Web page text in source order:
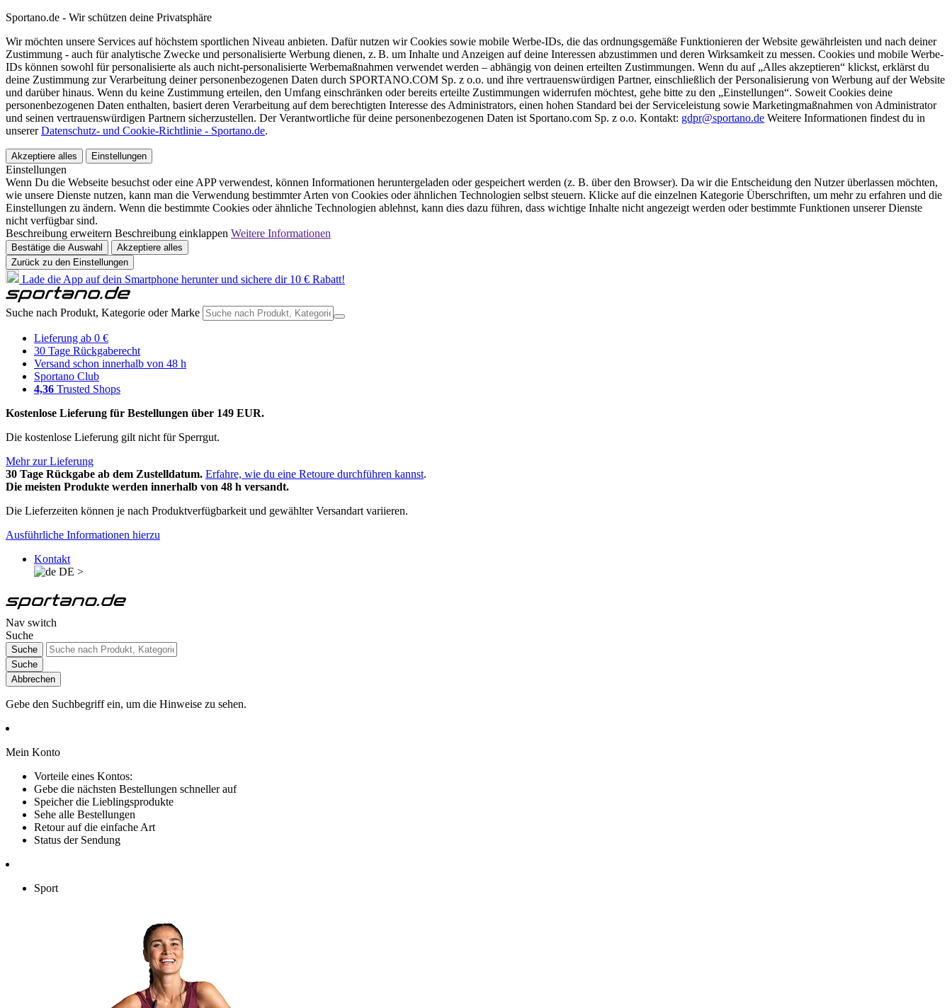
Sportano.de - Wir schützen deine Privatsphäre
Wir möchten unsere Services auf höchstem sportlichen Niveau anbieten. Dafür nutzen wir Cookies sowie mobile Werbe-IDs, die das ordnungsgemäße Funktionieren der Website gewährleisten und nach deiner
Zustimmung - auch für analytische Zwecke und personalisierte Werbung dienen, z. B. um Inhalte und Anzeigen auf deine Interessen abzustimmen und deren Wirksamkeit zu messen. Cookies und mobile Werbe-
IDs können sowohl für personalisierte als auch nicht-personalisierte Werbemaßnahmen verwendet werden – abhängig von deinen erteilten Zustimmungen. Wenn du auf „Alles akzeptieren“ klickst, erklärst du
deine Zustimmung zur Verarbeitung deiner personenbezogenen Daten durch SPORTANO.COM Sp. z o.o. und ihre vertrauenswürdigen Partner, einschließlich der Personalisierung von Werbung auf der Website
und darüber hinaus. Wenn du keine Zustimmung erteilen, den Umfang einschränken oder bereits erteilte Zustimmungen widerrufen möchtest, gehe bitte zu den „Einstellungen“. Soweit Cookies deine
personenbezogenen Daten enthalten, basiert deren Verarbeitung auf dem berechtigten Interesse des Administrators, einen hohen Standard bei der Serviceleistung sowie Marketingmaßnahmen von Administrator
und seinen vertrauenswürdigen Partnern sicherzustellen. Der Verantwortliche für deine personenbezogenen Daten ist Sportano.com Sp. z o.o. Kontakt: gdpr@sportano.de Weitere Informationen findest du in
unsererDatenschutz- und Cookie-Richtlinie - Sportano.de.
Akzeptiere alles Einstellungen
Einstellungen
Wenn Du die Webseite besuchst oder eine APP verwendest, können Informationen heruntergeladen oder gespeichert werden (z. B. über den Browser). Da wir die Entscheidung den Nutzer überlassen möchten,
wie unsere Dienste nutzen, kann man die Verwendung bestimmter Arten von Cookies oder ähnlichen Technologien selbst steuern. Klicke auf die einzelnen Kategorie Überschriften, um mehr zu erfahren und die
Einstellungen zu ändern. Wenn die bestimmte Cookies oder ähnliche Technologien ablehnst, kann dies dazu führen, dass wichtige Inhalte nicht angezeigt werden oder bestimmte Funktionen unserer Dienste
nicht verfügbar sind.
Beschreibung erweitern Beschreibung einklappen Weitere Informationen
Bestätige die Auswahl
Akzeptiere alles
Zurück zu den Einstellungen
Lade die App auf dein Smartphone herunter und sichere dir 10 € Rabatt!
Suche nach Produkt, Kategorie oder Marke
Lieferung ab 0 €
30 Tage Rückgaberecht
Versand schon innerhalb von 48 h
Sportano Club
4,36 Trusted Shops
Kostenlose Lieferung für Bestellungen über 149 EUR.
Die kostenlose Lieferung gilt nicht für Sperrgut.
Mehr zur Lieferung
30 Tage Rückgabe ab dem Zustelldatum. Erfahre, wie du eine Retoure durchführen kannst.
Die meisten Produkte werden innerhalb von 48 h versandt.
Die Lieferzeiten können je nach Produktverfügbarkeit und gewählter Versandart variieren.
Ausführliche Informationen hierzu
Kontakt
DE >
Nav switch
Suche
Suche
Suche
Abbrechen
Gebe den Suchbegriff ein, um die Hinweise zu sehen.
Mein Konto
Vorteile eines Kontos:
Gebe die nächsten Bestellungen schneller auf
Speicher die Lieblingsprodukte
Sehe alle Bestellungen
Retour auf die einfache Art
Status der Sendung
Sport